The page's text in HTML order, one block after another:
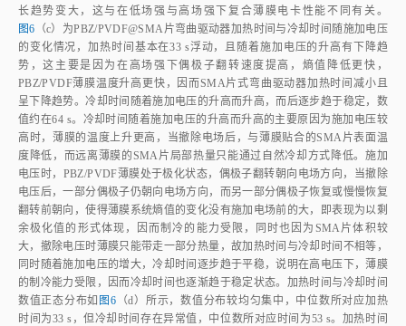
长趋势变大，这与在低场强与高场强下复合薄膜电卡性能不同有关。
图6 （c）为PBZ/PVDF@SMA片弯曲驱动器加热时间与冷却时间随施加电压
的变化情况，加热时间基本在33 s浮动，且随着施加电压的升高有下降趋
势，这主要是因为在高场强下偶极子翻转速度提高，熵值降低更快，
PBZ/PVDF薄膜温度升高更快，因而SMA片式弯曲驱动器加热时间减小且
呈下降趋势。冷却时间随着施加电压的升高而升高，而后逐步趋于稳定，数
值约在64 s。冷却时间随着施加电压的升高而升高的主要原因为施加电压较
高时，薄膜的温度上升更高，当撤除电场后，与薄膜贴合的SMA片表面温
度降低，而远离薄膜的SMA片局部热量只能通过自然冷却方式降低。施加
电压时，PBZ/PVDF薄膜处于极化状态，偶极子翻转朝向电场方向，当撤除
电压后，一部分偶极子仍朝向电场方向，而另一部分偶极子恢复或慢慢恢复
翻转前朝向，使得薄膜系统熵值的变化没有施加电场前的大，即表现为以剩
余极化值的形式体现，因而制冷的能力受限，同时也因为SMA片体积较
大，撤除电压时薄膜只能带走一部分热量，故加热时间与冷却时间不相等，
同时随着施加电压的增大，冷却时间逐步趋于平稳，说明在高电压下，薄膜
的制冷能力受限，因而冷却时间也逐渐趋于稳定状态。加热时间与冷却时间
数值正态分布如 图6 （d）所示，数值分布较均匀集中，中位数所对应加热
时间为33 s，但冷却时间存在异常值，中位数所对应时间为53 s。加热时间